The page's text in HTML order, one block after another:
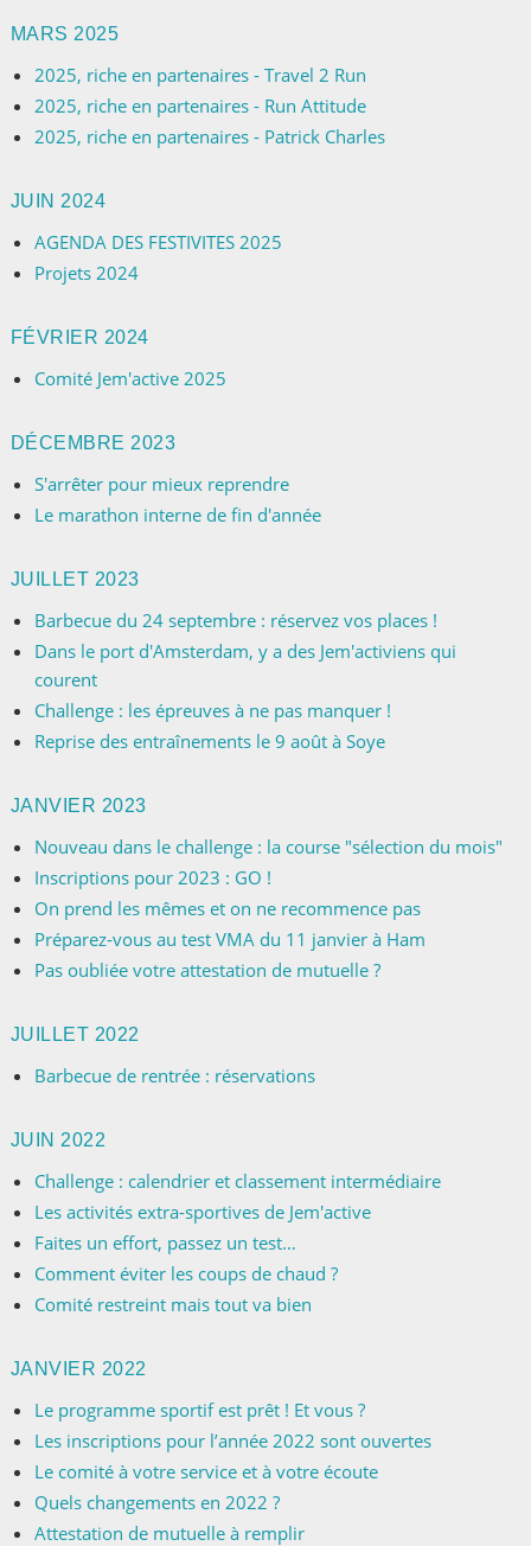
MARS 2025
2025, riche en partenaires - Travel 2 Run
2025, riche en partenaires - Run Attitude
2025, riche en partenaires - Patrick Charles
JUIN 2024
AGENDA DES FESTIVITES 2025
Projets 2024
FÉVRIER 2024
Comité Jem'active 2025
DÉCEMBRE 2023
S'arrêter pour mieux reprendre
Le marathon interne de fin d'année
JUILLET 2023
Barbecue du 24 septembre : réservez vos places !
Dans le port d'Amsterdam, y a des Jem'activiens qui
courent
Challenge : les épreuves à ne pas manquer !
Reprise des entraînements le 9 août à Soye
JANVIER 2023
Nouveau dans le challenge : la course "sélection du mois"
Inscriptions pour 2023 : GO !
On prend les mêmes et on ne recommence pas
Préparez-vous au test VMA du 11 janvier à Ham
Pas oubliée votre attestation de mutuelle ?
JUILLET 2022
Barbecue de rentrée : réservations
JUIN 2022
Challenge : calendrier et classement intermédiaire
Les activités extra-sportives de Jem'active
Faites un effort, passez un test…
Comment éviter les coups de chaud ?
Comité restreint mais tout va bien
JANVIER 2022
Le programme sportif est prêt ! Et vous ?
Les inscriptions pour l’année 2022 sont ouvertes
Le comité à votre service et à votre écoute
Quels changements en 2022 ?
Attestation de mutuelle à remplir